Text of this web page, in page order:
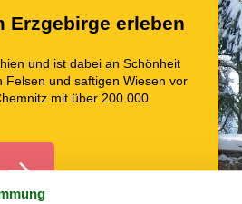
Erzgebirge erleben
und ist dabei an Schönheit
und saftigen Wiesen vor
mit über 200.000